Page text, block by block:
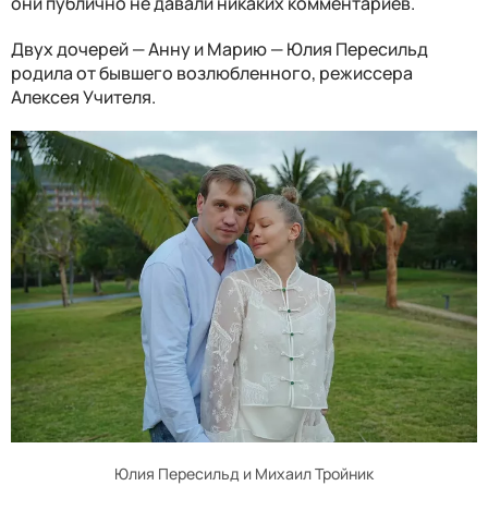
Двух дочерей — Анну и Марию — Юлия Пересильд
родила от бывшего возлюбленного, режиссера
Алексея Учителя.
Юлия Пересильд и Михаил Тройник